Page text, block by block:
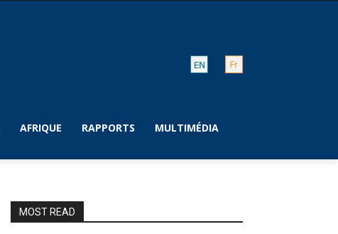
AFRIQUE RAPPORTS MULTIMÉDIA
MOST READ